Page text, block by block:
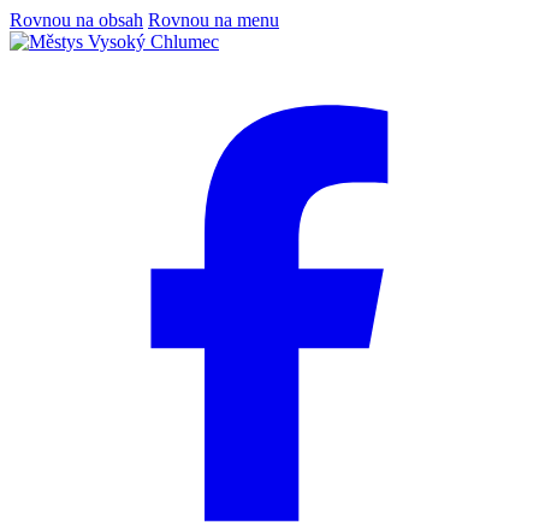
Rovnou na obsah Rovnou na menu